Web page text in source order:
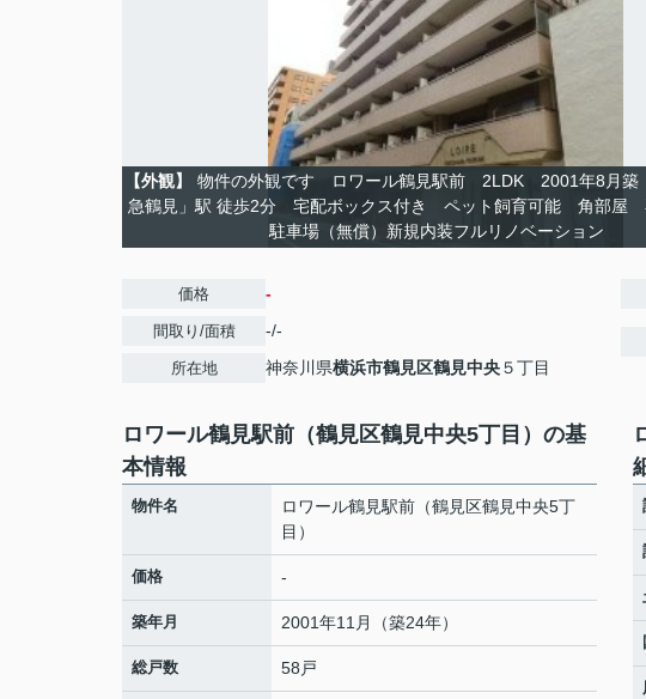
【外観】
物件の外観です ロワール鶴見駅前 2LDK 2001年8月築
急鶴見」駅 徒歩2分 宅配ボックス付き ペット飼育可能 角部屋
駐車場（無償）新規内装フルリノベーション
価格 -
間取り/面積 -/-
所在地 神奈川県横浜市鶴見区鶴見中央５丁目
ロワール鶴見駅前（鶴見区鶴見中央5丁目）の基
本情報
物件名
ロワール鶴見駅前（鶴見区鶴見中央5丁
目）
価格 -
築年月 2001年11月（築24年）
総戸数 58戸